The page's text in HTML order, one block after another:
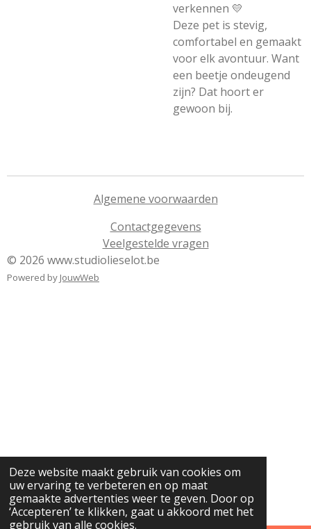
Deze website maakt gebruik van cookies om
uw ervaring te verbeteren en op maat
gemaakte advertenties weer te geven. Door op
‘Accepteren’ te klikken, gaat u akkoord met het
gebruik van alle cookies.
verkennen 💛
Deze pet is stevig,
comfortabel en gemaakt
voor elk avontuur. Want
een beetje ondeugend
zijn? Dat hoort er
gewoon bij.
Algemene voorwaarden
Contactgegevens
Veelgestelde vragen
© 2026 www.studiolieselot.be
Powered by JouwWeb